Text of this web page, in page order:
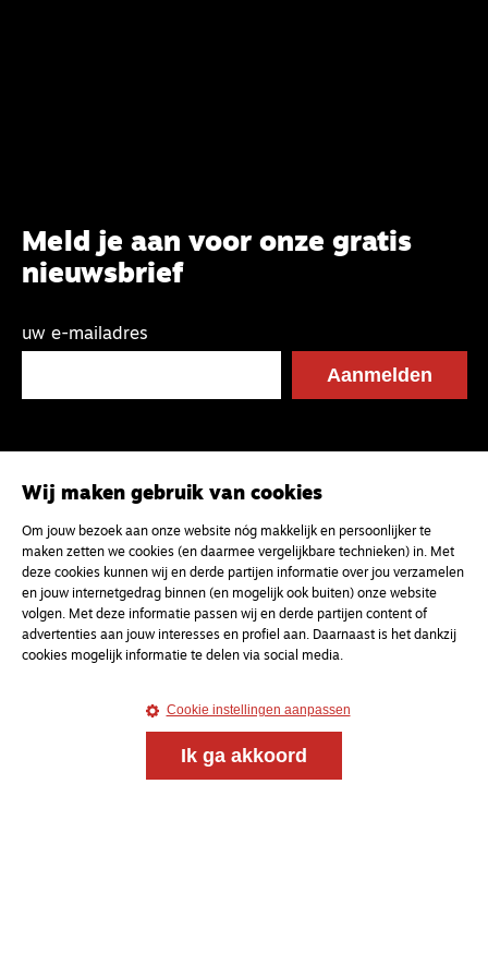
Meld je aan voor onze gratis
nieuwsbrief
uw e-mailadres
Wij maken gebruik van cookies
Om jouw bezoek aan onze website nóg makkelijk en persoonlijker te
maken zetten we cookies (en daarmee vergelijkbare technieken) in. Met
deze cookies kunnen wij en derde partijen informatie over jou verzamelen
en jouw internetgedrag binnen (en mogelijk ook buiten) onze website
volgen. Met deze informatie passen wij en derde partijen content of
advertenties aan jouw interesses en profiel aan. Daarnaast is het dankzij
cookies mogelijk informatie te delen via social media.
Cookie instellingen aanpassen
Ik ga akkoord